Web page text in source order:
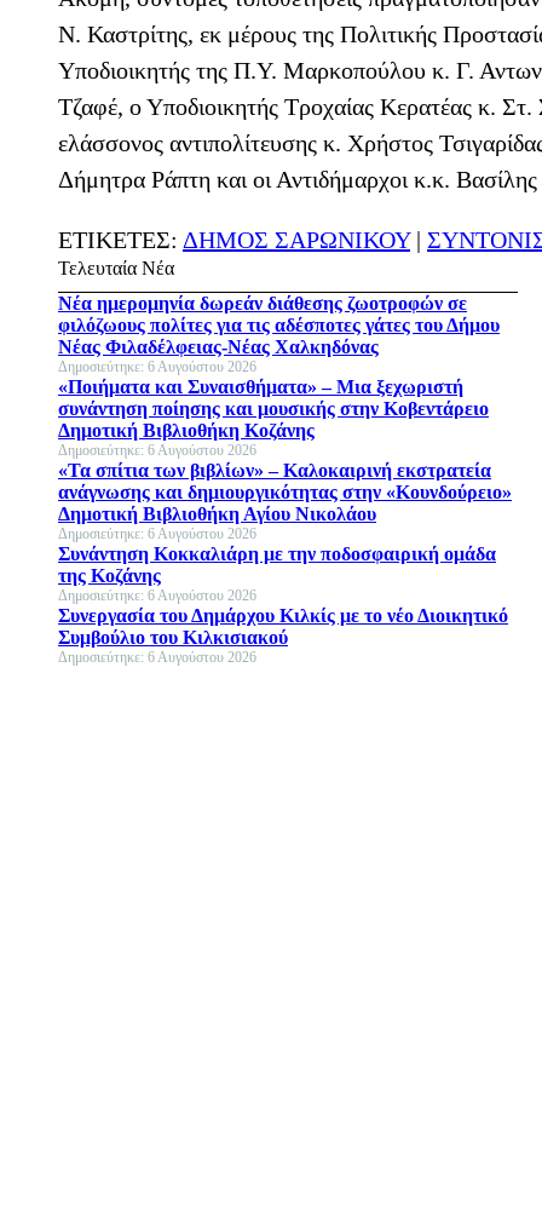
Ν. Καστρίτης, εκ μέρους της Πολιτικής
Υποδιοικητής της Π.Υ. Μαρκοπούλου κ. Γ.
Τζαφέ, ο Υποδιοικητής Τροχαίας Κερατέας κ.
ελάσσονος αντιπολίτευσης κ. Χρήστος
Δήμητρα Ράπτη και οι Αντιδήμαρχοι κ.κ.
ΕΤΙΚΕΤΕΣ: ΔΗΜΟΣ ΣΑΡΩΝΙΚΟΥ|
Τελευταία Νέα
Νέα ημερομηνία δωρεάν διάθεσης ζωοτροφών σε
φιλόζωους πολίτες για τις αδέσποτες γάτες του Δήμου
Νέας Φιλαδέλφειας-Νέας Χαλκηδόνας
Δημοσιεύτηκε: 6 Αυγούστου 2026
«Ποιήματα και Συναισθήματα» – Μια ξεχωριστή
συνάντηση ποίησης και μουσικής στην Κοβεντάρειο
Δημοτική Βιβλιοθήκη Κοζάνης
Δημοσιεύτηκε: 6 Αυγούστου 2026
«Τα σπίτια των βιβλίων» – Καλοκαιρινή εκστρατεία
ανάγνωσης και δημιουργικότητας στην «Κουνδούρειο»
Δημοτική Βιβλιοθήκη Αγίου Νικολάου
Δημοσιεύτηκε: 6 Αυγούστου 2026
Συνάντηση Κοκκαλιάρη με την ποδοσφαιρική ομάδα
της Κοζάνης
Δημοσιεύτηκε: 6 Αυγούστου 2026
Συνεργασία του Δημάρχου Κιλκίς με το νέο Διοικητικό
Συμβούλιο του Κιλκισιακού
Δημοσιεύτηκε: 6 Αυγούστου 2026